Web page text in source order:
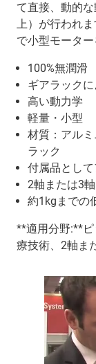
て直接、動的
上）が行われ
で小型モーター
100%無潤滑
ギアラック
高い動力学
軽量・小型
材質：アル
ラック
付属品とし
2軸または3
約1kgまでの
**適用分野:**
療技術、2軸ま